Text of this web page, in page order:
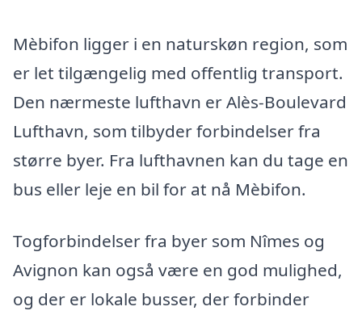
Mèbifon ligger i en naturskøn region, som
er let tilgængelig med offentlig transport.
Den nærmeste lufthavn er Alès-Boulevard
Lufthavn, som tilbyder forbindelser fra
større byer. Fra lufthavnen kan du tage en
bus eller leje en bil for at nå Mèbifon.
Togforbindelser fra byer som Nîmes og
Avignon kan også være en god mulighed,
og der er lokale busser, der forbinder